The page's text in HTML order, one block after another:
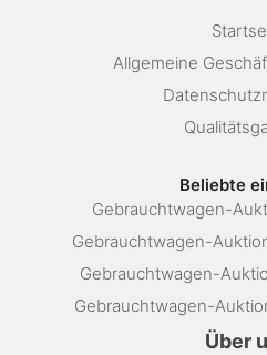
Allgemeine
Beliebte
Gebrauchtwagen-
Gebrauchtwagen-
Gebrauchtwagen-
Gebrauchtwagen-
Über